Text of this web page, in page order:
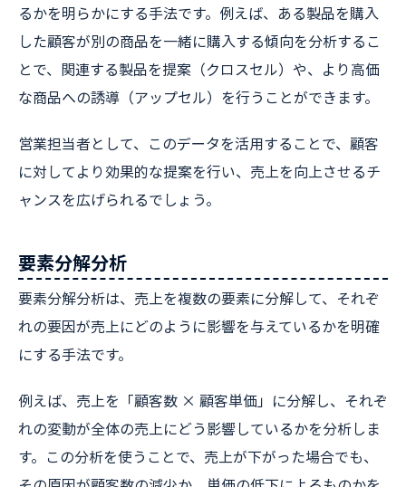
るかを明らかにする手法です。例えば、ある製品を購入
した顧客が別の商品を一緒に購入する傾向を分析するこ
とで、関連する製品を提案（クロスセル）や、より高価
な商品への誘導（アップセル）を行うことができます。
営業担当者として、このデータを活用することで、顧客
に対してより効果的な提案を行い、売上を向上させるチ
ャンスを広げられるでしょう。
要素分解分析
要素分解分析は、売上を複数の要素に分解して、それぞ
れの要因が売上にどのように影響を与えているかを明確
にする手法です。
例えば、売上を「顧客数 × 顧客単価」に分解し、それぞ
れの変動が全体の売上にどう影響しているかを分析しま
す。この分析を使うことで、売上が下がった場合でも、